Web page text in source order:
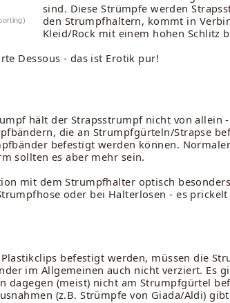
sind. Diese Strümpfe werden
den Strumpfhaltern, kommt in
Kleid/Rock mit einem hohen Schlitz
Dessous - das ist Erotik pur!
hält der Strapsstrumpf nicht von allein
die an Strumpfgürteln/Strapse
befestigt werden können.
sollten es aber mehr sein.
mit dem Strumpfhalter optisch
oder bei Halterlosen - es
befestigt werden, müssen die
im Allgemeinen auch nicht verziert. Es
dagegen (meist) nicht am Strumpfgürtel
(z.B. Strümpfe von Giada/Aldi)